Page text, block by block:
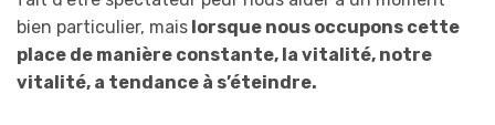
bien particulier, mais lorsque nous occupons cette
place de manière constante, la vitalité, notre
vitalité, a tendance à s’éteindre.